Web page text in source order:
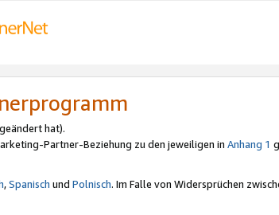
hat).
Partner-Beziehung zu den jeweiligen in Anhang 1
,Spanisch und Polnisch. Im Falle von Widersprüchen